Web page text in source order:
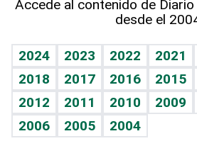
Vida y familia
Eñe
Celebrando la vida
Sin complejos
TBT Deportivo
Guía del dinero
Horóscopos
Juegos
Accede al contenido de
desde el
2024 2023 2022 2021
2018
2017 2016 2015
2012
2011 2010 2009
2006
2005 2004